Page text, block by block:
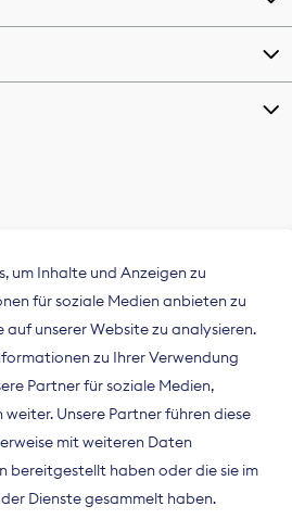
und
um Inhalte und Anzeigen zu
für soziale Medien anbieten zu
auf unserer Website zu analysieren.
zu Ihrer Verwendung
Partner für soziale Medien,
Unsere Partner führen diese
mit weiteren Daten
bereitgestellt haben oder die sie im
Dienste gesammelt haben.